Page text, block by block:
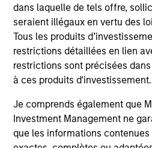
dans laquelle de tels offre,
seraient illégaux en vertu des
Tous les produits
restrictions détaillées en lien
restrictions sont précisées
à ces produits d'investissement.
Je comprends également que
Investment Management ne
que les informations